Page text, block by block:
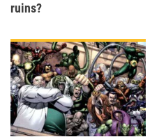
ruins?